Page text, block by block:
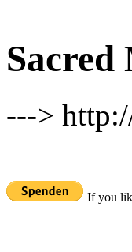
--->
If you